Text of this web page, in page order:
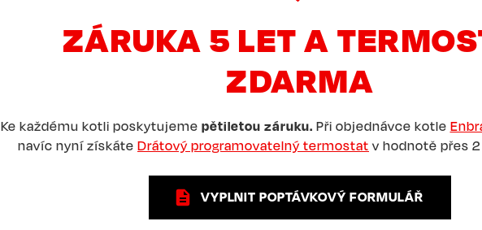
ZÁRUKA 5 LET A
ZDARMA
Ke každému kotli poskytujeme pětiletou záruku. Při objednávce kotle
navíc nyní získáte Drátový programovatelný termostat v hodnotě přes
VYPLNIT POPTÁVKOVÝ FORMULÁŘ